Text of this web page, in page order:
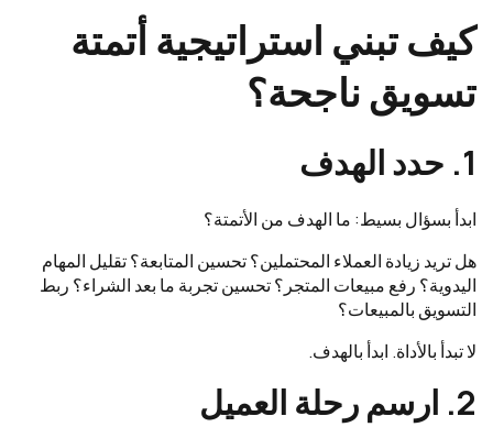
كيف تبني استراتيجية أتمتة
تسويق ناجحة؟
1. حدد الهدف
ابدأ بسؤال بسيط: ما الهدف من الأتمتة؟
هل تريد زيادة العملاء المحتملين؟ تحسين المتابعة؟ تقليل المهام
اليدوية؟ رفع مبيعات المتجر؟ تحسين تجربة ما بعد الشراء؟ ربط
التسويق بالمبيعات؟
لا تبدأ بالأداة. ابدأ بالهدف.
2. ارسم رحلة العميل